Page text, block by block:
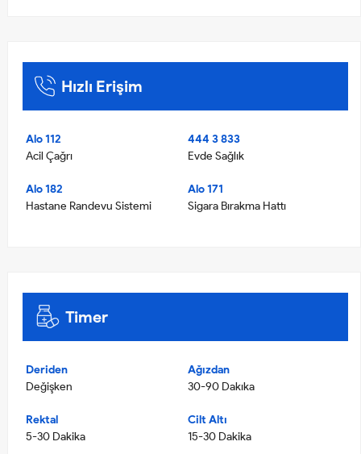
Hızlı Erişim
Alo 112
Acil Çağrı
444 3 833
Evde Sağlık
Alo 182
Hastane Randevu Sistemi
Alo 171
Sigara Bırakma Hattı
Timer
Deriden
Değişken
Ağızdan
30-90 Dakıka
Rektal
5-30 Dakika
Cilt Altı
15-30 Dakika